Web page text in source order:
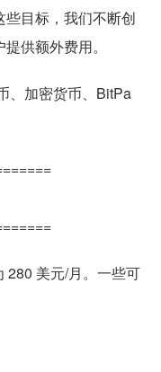
目标，我们不断创
供额外费用。
、加密货币、BitPa
280 美元/月。一些可